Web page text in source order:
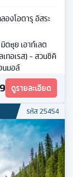
องโอตารุ อิสระ
ซุย เอาท์เลต
ทอเรส) - สวนชิคิ
นมอล์
ดูรายละเอียด
รหัส25454